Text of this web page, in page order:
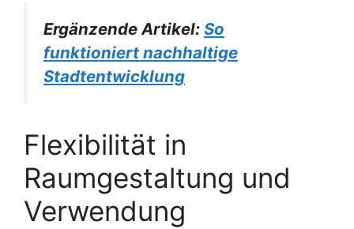
Ergänzende Artikel: So
funktioniert nachhaltige
Stadtentwicklung
Flexibilität in
Raumgestaltung und
Verwendung